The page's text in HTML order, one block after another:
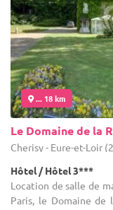
... 18 km
Le Domaine de la
Cherisy - Eure-et-Loir
Hôtel / Hôtel 3***
Location de salle de
Paris, le Domaine